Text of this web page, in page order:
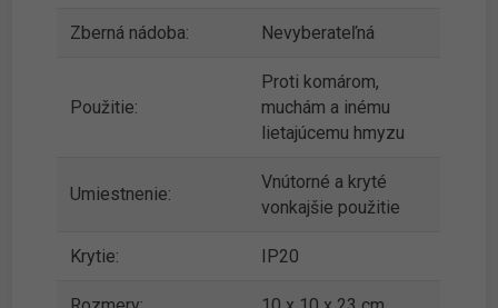
Zberná nádoba: Nevyberateľná
Použitie:
Proti komárom,
muchám a inému
lietajúcemu hmyzu
Umiestnenie:
Vnútorné a kryté
vonkajšie použitie
Krytie: IP20